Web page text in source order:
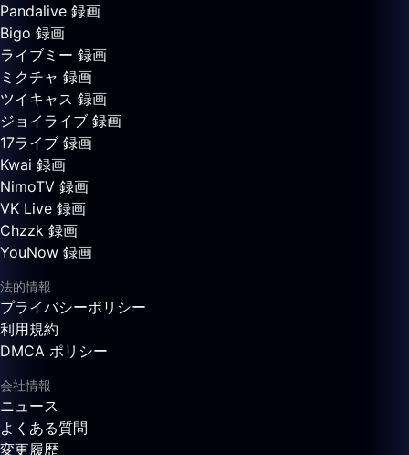
Pandalive 録画
Bigo 録画
ライブミー 録画
ミクチャ 録画
ツイキャス 録画
ジョイライブ 録画
17ライブ 録画
Kwai 録画
NimoTV 録画
VK Live 録画
Chzzk 録画
YouNow 録画
法的情報
プライバシーポリシー
利用規約
DMCA ポリシー
会社情報
ニュース
よくある質問
変更履歴